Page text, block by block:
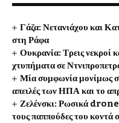
Γάζα: Νετανιάχου και
στη Ράφα
Ουκρανία: Τρεις νεκροί
χτυπήματα σε
Μία συμφωνία μονίμως
απειλές των ΗΠΑ και το
Ζελένσκι: Ρωσικά
τους παππούδες του κοντά